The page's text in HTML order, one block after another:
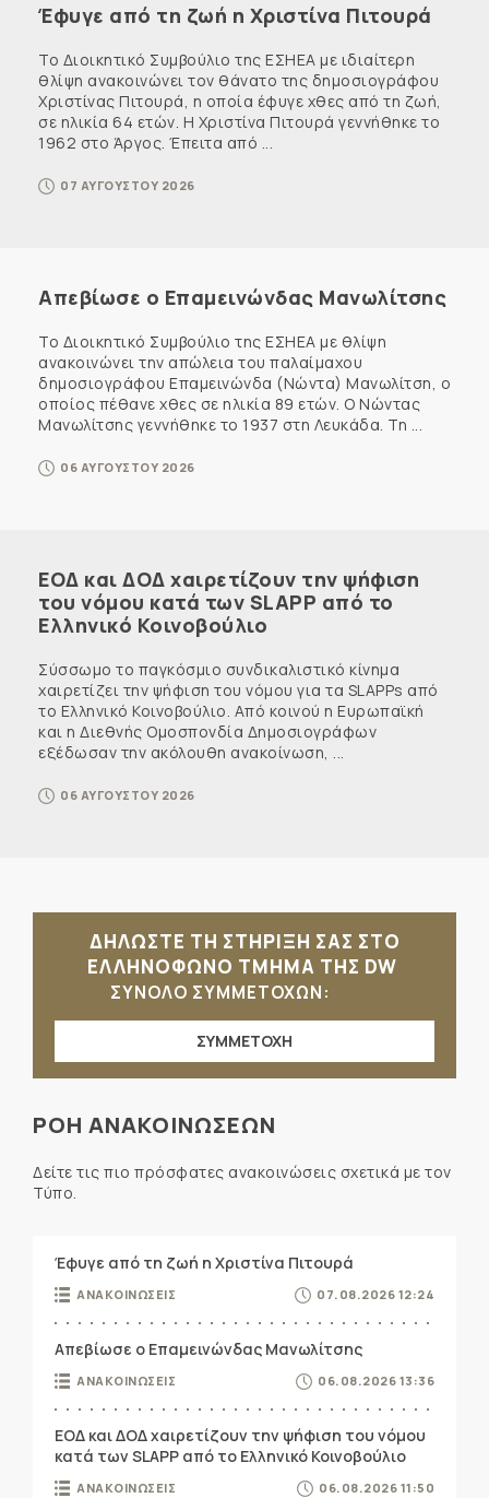
Έφυγε από τη ζωή η Χριστίνα Πιτουρά
Το Διοικητικό Συμβούλιο της ΕΣΗΕΑ με ιδιαίτερη
θλίψη ανακοινώνει τον θάνατο της δημοσιογράφου
Χριστίνας Πιτουρά, η οποία έφυγε χθες από τη ζωή,
σε ηλικία 64 ετών. Η Χριστίνα Πιτουρά γεννήθηκε το
1962 στο Άργος. Έπειτα από ...
07 ΑΥΓΟΥΣΤΟΥ 2026
Απεβίωσε ο Επαμεινώνδας Μανωλίτσης
Το Διοικητικό Συμβούλιο της ΕΣΗΕΑ με θλίψη
ανακοινώνει την απώλεια του παλαίμαχου
δημοσιογράφου Επαμεινώνδα (Νώντα) Μανωλίτση, ο
οποίος πέθανε χθες σε ηλικία 89 ετών. Ο Νώντας
Μανωλίτσης γεννήθηκε το 1937 στη Λευκάδα. Τη ...
06 ΑΥΓΟΥΣΤΟΥ 2026
ΕΟΔ και ΔΟΔ χαιρετίζουν την ψήφιση
του νόμου κατά των SLAPP από το
Ελληνικό Κοινοβούλιο
Σύσσωμο το παγκόσμιο συνδικαλιστικό κίνημα
χαιρετίζει την ψήφιση του νόμου για τα SLAPPs από
το Ελληνικό Κοινοβούλιο. Από κοινού η Ευρωπαϊκή
και η Διεθνής Ομοσπονδία Δημοσιογράφων
εξέδωσαν την ακόλουθη ανακοίνωση, ...
06 ΑΥΓΟΥΣΤΟΥ 2026
ΔΗΛΩΣΤΕ ΤΗ ΣΤΗΡΙΞΗ ΣΑΣ ΣΤΟ
ΕΛΛΗΝΟΦΩΝΟ ΤΜΗΜΑ ΤΗΣ DW
ΣΥΝΟΛΟ ΣΥΜΜΕΤΟΧΩΝ:
ΣΥΜΜΕΤΟΧΗ
ΡΟΗ ΑΝΑΚΟΙΝΩΣΕΩΝ
Δείτε τις πιο πρόσφατες ανακοινώσεις σχετικά με τον
Τύπο.
Έφυγε από τη ζωή η Χριστίνα Πιτουρά
ΑΝΑΚΟΙΝΩΣΕΙΣ 07.08.2026 12:24
Απεβίωσε ο Επαμεινώνδας Μανωλίτσης
ΑΝΑΚΟΙΝΩΣΕΙΣ 06.08.2026 13:36
ΕΟΔ και ΔΟΔ χαιρετίζουν την ψήφιση του νόμου
κατά των SLAPP από το Ελληνικό Κοινοβούλιο
ΑΝΑΚΟΙΝΩΣΕΙΣ 06.08.2026 11:50